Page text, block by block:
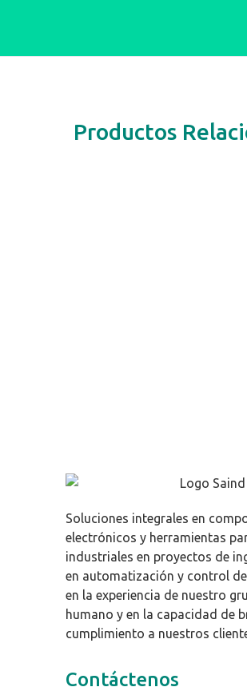
Productos
Soluciones integrales en
electrónicos y herramientas
industriales en proyectos de
en automatización y control
en la experiencia de nuestro
humano y en la capacidad de
cumplimiento a nuestros
Contáctenos